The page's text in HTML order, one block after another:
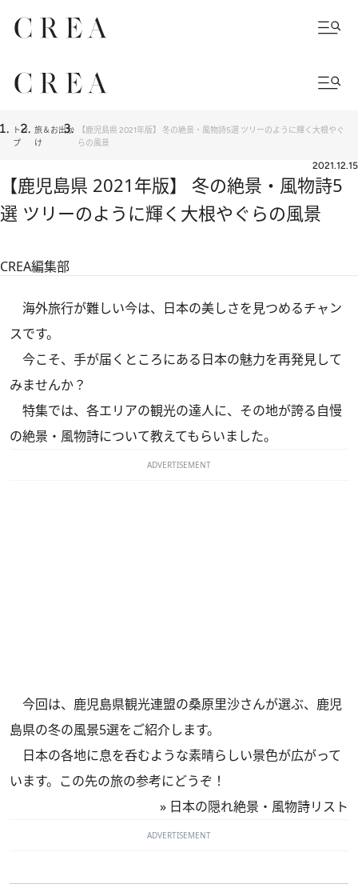
トッ
プ
旅＆お出か
け
【鹿児島県 2021年版】 冬の絶景・風物詩5選 ツリーのように輝く大根やぐ
らの風景
2021.12.15
【鹿児島県 2021年版】 冬の絶景・風物詩5
選 ツリーのように輝く大根やぐらの風景
CREA編集部
海外旅行が難しい今は、日本の美しさを見つめるチャン
スです。
今こそ、手が届くところにある日本の魅力を再発見して
みませんか？
特集では、各エリアの観光の達人に、その地が誇る自慢
の絶景・風物詩について教えてもらいました。
ADVERTISEMENT
今回は、鹿児島県観光連盟の桑原里沙さんが選ぶ、鹿児
島県の冬の風景5選をご紹介します。
日本の各地に息を呑むような素晴らしい景色が広がって
います。この先の旅の参考にどうぞ！
» 日本の隠れ絶景・風物詩リスト
ADVERTISEMENT